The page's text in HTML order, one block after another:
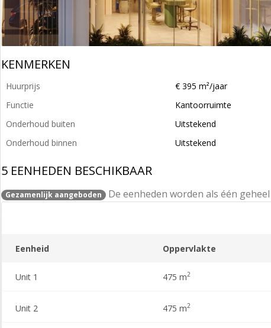
KENMERKEN
Huurprijs
€ 395 m²/jaar
Functie
Kantoorruimte
Onderhoud buiten
Uitstekend
Onderhoud binnen
Uitstekend
5 EENHEDEN BESCHIKBAAR
Gezamenlijk aangeboden De eenheden worden als één
Eenheid Oppervlakte
Unit 1 475 m2
Unit 2 475 m2